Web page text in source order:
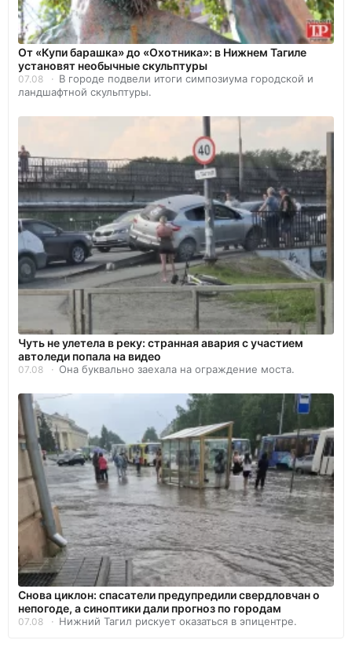
От «Купи барашка» до «Охотника»: в Нижнем Тагиле
установят необычные скульптуры
07.08
В городе подвели итоги симпозиума городской и
ландшафтной скульптуры.
Чуть не улетела в реку: странная авария с участием
автоледи попала на видео
07.08 Она буквально заехала на ограждение моста.
Снова циклон: спасатели предупредили свердловчан о
непогоде, а синоптики дали прогноз по городам
07.08 Нижний Тагил рискует оказаться в эпицентре.